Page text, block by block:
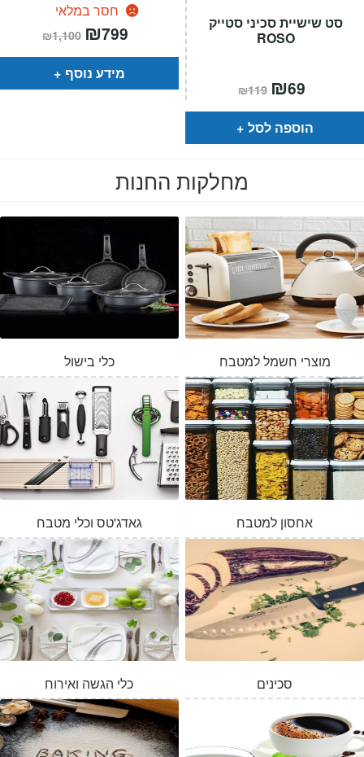
חסר במלאי
₪1,100 המחיר
המקורי
היה:
₪799
הוא:
מידע נוסף
סט שישיית סכיני סטייק
ROSO
₪119 המחיר
המקורי
היה:
₪119.
₪69
הוא:
הוספה לסל
מחלקות החנות
כלי בישול מוצרי חשמל למטבח
גאדג'טס וכלי מטבח אחסון למטבח
כלי הגשה ואירוח סכינים